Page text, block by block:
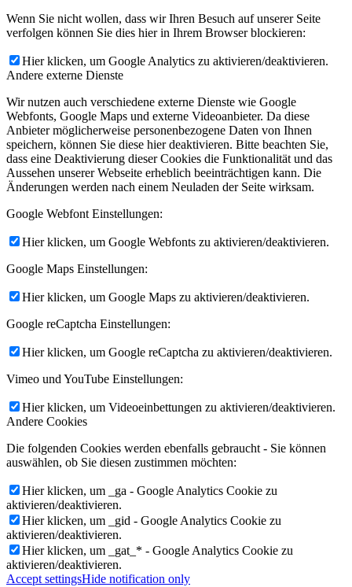
Wenn Sie nicht wollen, dass wir Ihren Besuch auf unserer Seite
verfolgen können Sie dies hier in Ihrem Browser blockieren:
Hier klicken, um Google Analytics zu aktivieren/deaktivieren.
Andere externe Dienste
Wir nutzen auch verschiedene externe Dienste wie Google
Webfonts, Google Maps und externe Videoanbieter. Da diese
Anbieter möglicherweise personenbezogene Daten von Ihnen
speichern, können Sie diese hier deaktivieren. Bitte beachten Sie,
dass eine Deaktivierung dieser Cookies die Funktionalität und das
Aussehen unserer Webseite erheblich beeinträchtigen kann. Die
Änderungen werden nach einem Neuladen der Seite wirksam.
Google Webfont Einstellungen:
Hier klicken, um Google Webfonts zu aktivieren/deaktivieren.
Google Maps Einstellungen:
Hier klicken, um Google Maps zu aktivieren/deaktivieren.
Google reCaptcha Einstellungen:
Hier klicken, um Google reCaptcha zu aktivieren/deaktivieren.
Vimeo und YouTube Einstellungen:
Hier klicken, um Videoeinbettungen zu aktivieren/deaktivieren.
Andere Cookies
Die folgenden Cookies werden ebenfalls gebraucht - Sie können
auswählen, ob Sie diesen zustimmen möchten:
Hier klicken, um _ga - Google Analytics Cookie zu
aktivieren/deaktivieren.
Hier klicken, um _gid - Google Analytics Cookie zu
aktivieren/deaktivieren.
Hier klicken, um _gat_* - Google Analytics Cookie zu
aktivieren/deaktivieren.
Accept settingsHide notification only